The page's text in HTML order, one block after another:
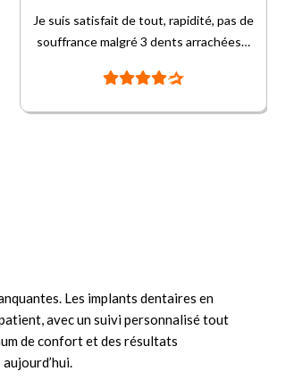
Je suis satisfait de tout, rapidité, pas de
souffrance malgré 3 dents arrachées…
Les implants dentaires en
avec un suivi personnalisé tout
de confort et des résultats
aujourd’hui.